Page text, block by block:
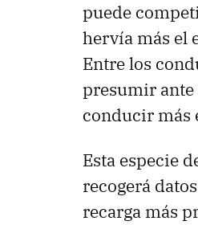
puede
hervía más el
Entre los
presumir ante
conducir más
Esta especie
recogerá
recarga más